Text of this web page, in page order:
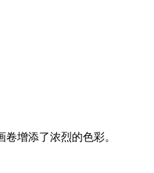
增添了浓烈的色彩。